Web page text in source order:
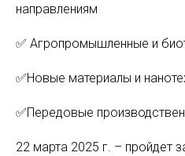
направлениям
✅ Агропромышленные и
✅Новые материалы и
✅Передовые
22 марта 2025 г. – пройдет